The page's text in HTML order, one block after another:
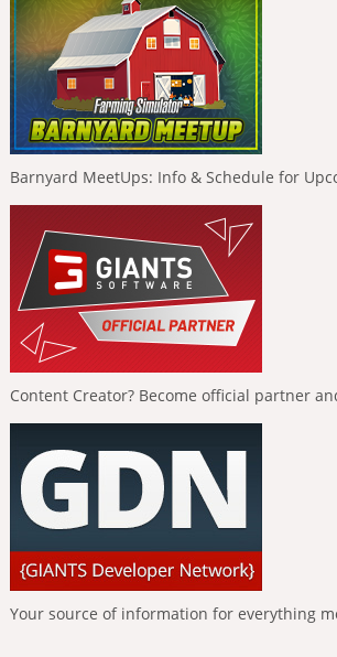
Barnyard MeetUps: Info & Schedule for
Content Creator? Become official partner
Your source of information for everything